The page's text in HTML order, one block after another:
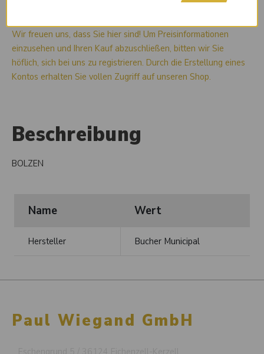
Wir freuen uns, dass Sie hier sind! Um Preisinformationen
einzusehen und Ihren Kauf abzuschließen, bitten wir Sie
höflich, sich bei uns zu registrieren. Durch die Erstellung eines
Kontos erhalten Sie vollen Zugriff auf unseren Shop.
Beschreibung
BOLZEN
Name Wert
Hersteller Bucher Municipal
Paul Wiegand GmbH